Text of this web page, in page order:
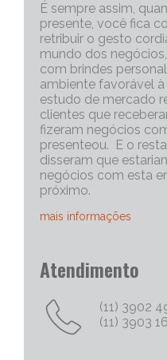
É sempre assim,
presente, você fica
retribuir o gesto
mundo dos
com brindes
ambiente favorável
estudo de mercado
clientes que
fizeram negócios
presenteou. E o
disseram que
negócios com esta
próximo.
mais informações
eficazes para iniciar
corporativo, quanto
personalizado,
e abrirá mais espaço
Atendimento
(11) 3902
(11) 3903